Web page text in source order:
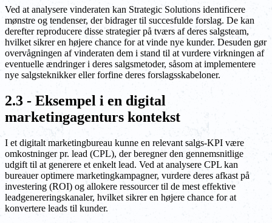
Ved at analysere vinderaten kan Strategic Solutions identificere
mønstre og tendenser, der bidrager til succesfulde forslag. De kan
derefter reproducere disse strategier på tværs af deres salgsteam,
hvilket sikrer en højere chance for at vinde nye kunder. Desuden gør
overvågningen af vinderaten dem i stand til at vurdere virkningen af
eventuelle ændringer i deres salgsmetoder, såsom at implementere
nye salgsteknikker eller forfine deres forslagsskabeloner.
2.3 - Eksempel i en digital
marketingagenturs kontekst
I et digitalt marketingbureau kunne en relevant salgs-KPI være
omkostninger pr. lead (CPL), der beregner den gennemsnitlige
udgift til at generere et enkelt lead. Ved at analysere CPL kan
bureauer optimere marketingkampagner, vurdere deres afkast på
investering (ROI) og allokere ressourcer til de mest effektive
leadgenereringskanaler, hvilket sikrer en højere chance for at
konvertere leads til kunder.